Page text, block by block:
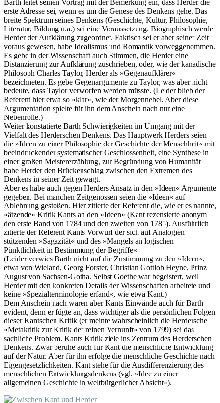
Barth leitet seinen Vortrag mit der Bemerkung ein, dass Herder die
erste Adresse sei, wenn es um die Genese des Denkens gehe. Das
breite Spektrum seines Denkens (Geschichte, Kultur, Philosophie,
Literatur, Bildung u.a.) sei eine Voraussetzung. Biographisch werde
Herder der Aufklärung zugeordnet. Faktisch sei er aber seiner Zeit
voraus gewesen, habe Idealismus und Romantik vorweggenommen.
Es gebe in der Wissenschaft auch Stimmen, die Herder eine
Distanzierung zur Aufklärung zuschrieben, oder, wie der kanadische
Philosoph Charles Taylor, Herder als »Gegenaufklärer«
bezeichneten. Es gebe Gegenargumente zu Taylor, was aber nicht
bedeute, dass Taylor verworfen werden müsste. (Leider blieb der
Referent hier etwa so »klar«, wie der Morgennebel. Aber diese
Argumentation spielte für ihn dem Anschein nach nur eine
Nebenrolle.)
Weiter konstatierte Barth Schwierigkeiten im Umgang mit der
Vielfalt des Herderschen Denkens. Das Hauptwerk Herders seien
die »Ideen zu einer Philosophie der Geschichte der Menschheit« mit
beeindruckender systematischer Geschlossenheit, eine Synthese in
einer großen Meistererzählung, zur Begründung von Humanität
habe Herder den Brückenschlag zwischen den Extremen des
Denkens in seiner Zeit gewagt.
Aber es habe auch gegen Herders Ansatz in den »Ideen« Argumente
gegeben. Bei manchen Zeitgenossen seien die »Ideen« auf
Ablehnung gestoßen. Hier zitierte der Referent die, wie er es nannte,
»ätzende« Kritik Kants an den »Ideen« (Kant rezensierte anonym
den erste Band von 1784 und den zweiten von 1785). Ausführlich
zitierte der Referent Kants Vorwurf der sich auf Analogien
stützenden »Sagazität« und des »Mangels an logischen
Pünktlichkeit in Bestimmung der Begriffe«.
(Leider verwies Barth nicht auf die Zustimmung zu den »Ideen«,
etwa von Wieland, Georg Forster, Christian Gottlob Heyne, Prinz
August von Sachsen-Gotha. Selbst Goethe war begeistert, weil
Herder mit den konkreten Details der Wissenschaften arbeitete und
keine »Spezialterminologie erfand«, wie etwa Kant.)
Dem Anschein nach waren aber Kants Einwände auch für Barth
evident, denn er fügte an, dass wichtiger als die persönlichen Folgen
dieser Kantschen Kritik (er meinte wahrscheinlich die Herdersche
»Metakritik zur Kritik der reinen Vernunft« von 1799) sei das
sachliche Problem. Kants Kritik ziele ins Zentrum des Herderschen
Denkens. Zwar beruhe auch für Kant die menschliche Entwicklung
auf der Natur. Aber für ihn erfolge die menschliche Geschichte nach
Eigengesetzlichkeiten. Kant stehe für die Ausdifferenzierung des
menschlichen Entwicklungsdenkens (vgl. »Idee zu einer
allgemeinen Geschichte in weltbürgerlicher Absicht«).